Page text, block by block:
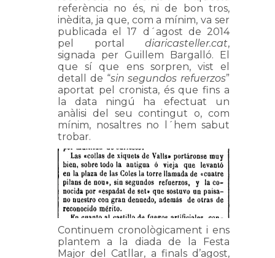
referència no és, ni de bon tros,
inèdita, ja que, com a mínim, va ser
publicada el 17 d´agost de 2014
pel portal diaricasteller.cat,
signada per Guillem Bargalló. El
que sí que ens sorpren, vist el
detall de “sin segundos refuerzos”
aportat pel cronista, és que fins a
la data ningú ha efectuat un
anàlisi del seu contingut o, com
mínim, nosaltres no l´hem sabut
trobar.
Continuem cronològicament i ens
plantem a la diada de la Festa
Major del Catllar, a finals d’agost,